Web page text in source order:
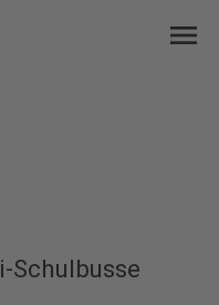
menu
Schulbusse